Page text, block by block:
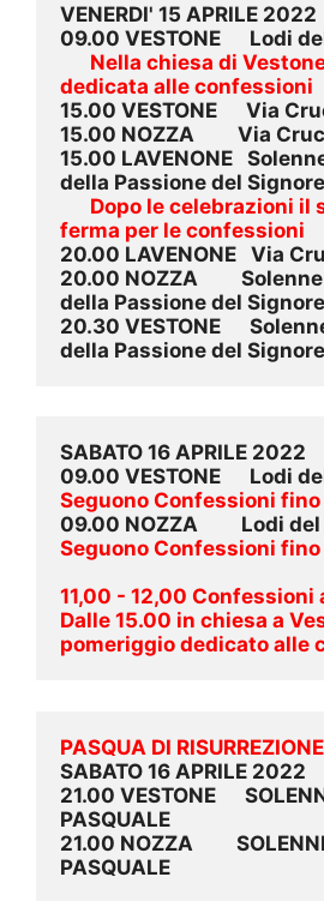
VENERDI' 15 APRILE 2022
09.00 VESTONE      Lodi
Nella chiesa di
dedicata alle confessioni
15.00 VESTONE      Via
15.00 NOZZA         Via
15.00 LAVENONE
della Passione del Signore
Dopo le celebrazioni il
ferma per le confessioni
20.00 LAVENONE   Via
20.00 NOZZA
della Passione del Signore
20.30 VESTONE
della Passione del Signore
SABATO 16 APRILE 2022
Seguono Confessioni fino
Seguono Confessioni fino
11,00 - 12,00 Confessioni
Dalle 15.00 in chiesa a
pomeriggio dedicato alle
PASQUA DI RISURREZIONE
SABATO 16 APRILE 2022
21.00 VESTONE
PASQUALE
21.00 NOZZA
PASQUALE